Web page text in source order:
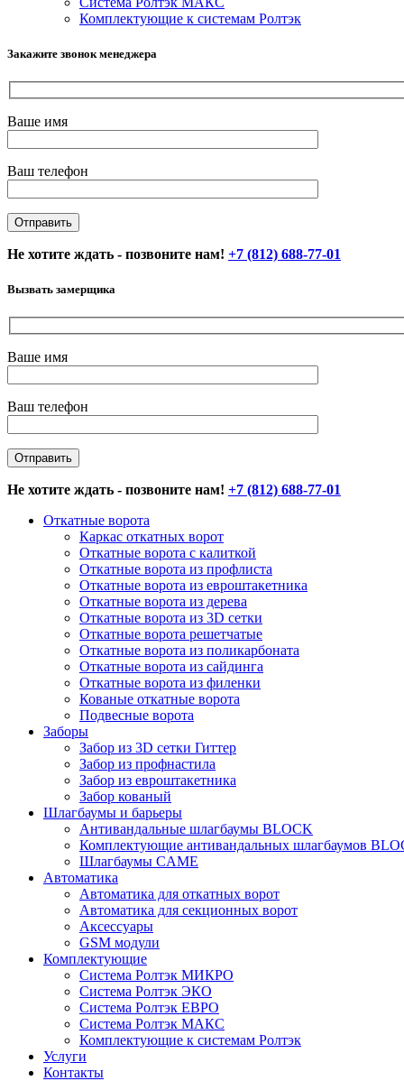
Комплектующие к системам Ролтэк
Закажите звонок менеджера
Ваше имя
Ваш телефон
Не хотите ждать - позвоните нам! +7 (812) 688-77-01
Вызвать замерщика
Ваше имя
Ваш телефон
Не хотите ждать - позвоните нам! +7 (812) 688-77-01
Откатные ворота
Каркас откатных ворот
Откатные ворота с калиткой
Откатные ворота из профлиста
Откатные ворота из евроштакетника
Откатные ворота из дерева
Откатные ворота из 3D сетки
Откатные ворота решетчатые
Откатные ворота из поликарбоната
Откатные ворота из сайдинга
Откатные ворота из филенки
Кованые откатные ворота
Подвесные ворота
Заборы
Забор из 3D сетки Гиттер
Забор из профнастила
Забор из евроштакетника
Забор кованый
Шлагбаумы и барьеры
Антивандальные шлагбаумы BLOCK
Комплектующие антивандальных шлагбаумов
Шлагбаумы CAME
Автоматика
Автоматика для откатных ворот
Автоматика для секционных ворот
Аксессуары
GSM модули
Комплектующие
Система Ролтэк МИКРО
Система Ролтэк ЭКО
Система Ролтэк ЕВРО
Система Ролтэк МАКС
Комплектующие к системам Ролтэк
Услуги
Контакты